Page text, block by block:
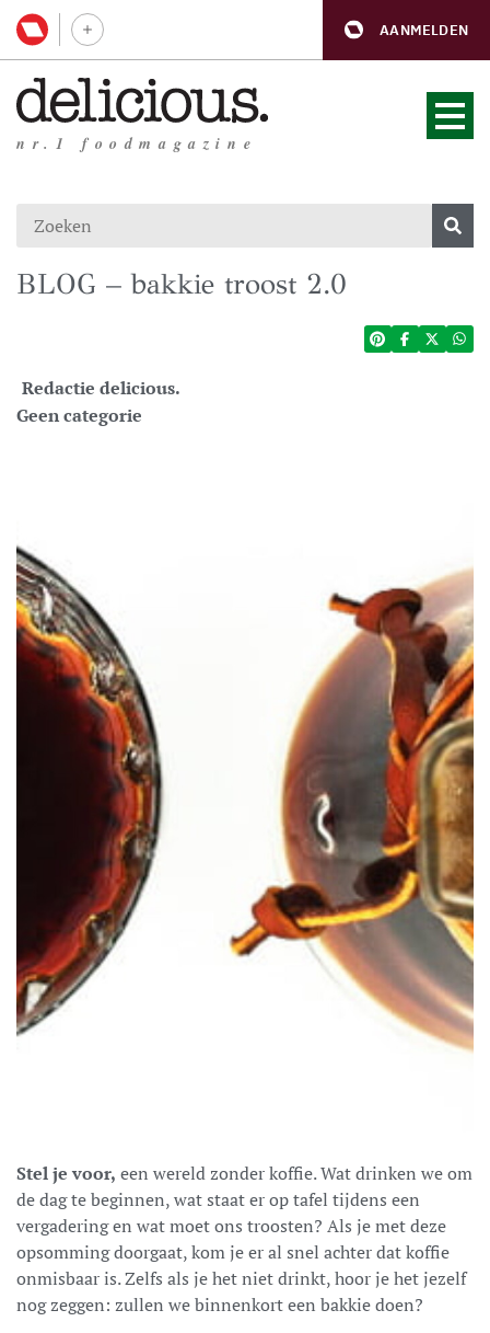
AANMELDEN
nr.1 foodmagazine
BLOG – bakkie troost 2.0
Redactie delicious.
Geen categorie
Stel je voor, een wereld zonder koffie. Wat drinken we om
de dag te beginnen, wat staat er op tafel tijdens een
vergadering en wat moet ons troosten? Als je met deze
opsomming doorgaat, kom je er al snel achter dat koffie
onmisbaar is. Zelfs als je het niet drinkt, hoor je het jezelf
nog zeggen: zullen we binnenkort een bakkie doen?